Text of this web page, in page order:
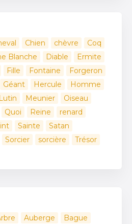
Chien chèvre
Coq
Blanche Diable
Ermite
Fille Fontaine
Forgeron
Géant Hercule
Homme
Lutin Meunier
Oiseau
Quoi Reine
renard
Sainte
Satan
Sorcier sorcière
Trésor
Auberge
Bague